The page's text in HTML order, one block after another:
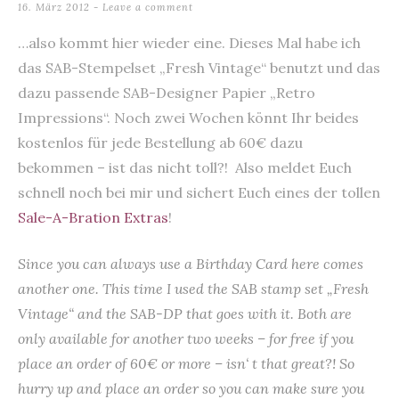
16. März 2012 Leave a comment
…also kommt hier wieder eine. Dieses Mal habe ich
das SAB-Stempelset „Fresh Vintage“ benutzt und das
dazu passende SAB-Designer Papier „Retro
Impressions“. Noch zwei Wochen könnt Ihr beides
kostenlos für jede Bestellung ab 60€ dazu
bekommen – ist das nicht toll?! Also meldet Euch
schnell noch bei mir und sichert Euch eines der tollen
Sale-A-Bration Extras!
Since you can always use a Birthday Card here comes
another one. This time I used the SAB stamp set „Fresh
Vintage“ and the SAB-DP that goes with it. Both are
only available for another two weeks – for free if you
place an order of 60€ or more – isn‘ t that great?! So
hurry up and place an order so you can make sure you